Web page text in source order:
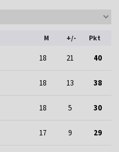
M +/- Pkt
18 21 40
18 13 38
18 5 30
17 9 29